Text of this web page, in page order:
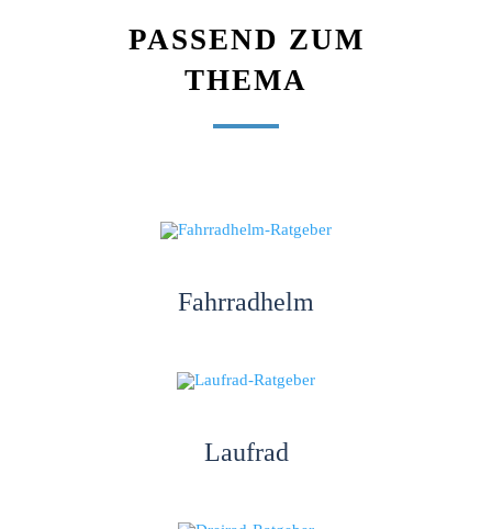
PASSEND ZUM
THEMA
Fahrradhelm
Laufrad